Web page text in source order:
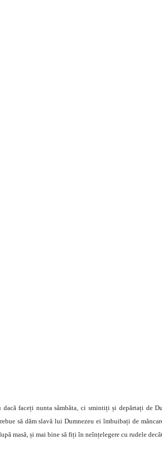
dacă faceți nunta sâmbăta, ci smintiți și depărtați de
să dăm slavă lui Dumnezeu ei îmbuibați de
masă, și mai bine să fiți în neînțelegere cu rudele